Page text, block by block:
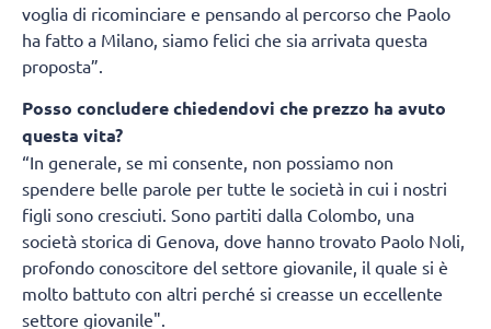
voglia di ricominciare e pensando al percorso che Paolo
ha fatto a Milano, siamo felici che sia arrivata questa
proposta”.
Posso concludere chiedendovi che prezzo ha avuto
questa vita?
“In generale, se mi consente, non possiamo non
spendere belle parole per tutte le società in cui i nostri
figli sono cresciuti. Sono partiti dalla Colombo, una
società storica di Genova, dove hanno trovato Paolo Noli,
profondo conoscitore del settore giovanile, il quale si è
molto battuto con altri perché si creasse un eccellente
settore giovanile".